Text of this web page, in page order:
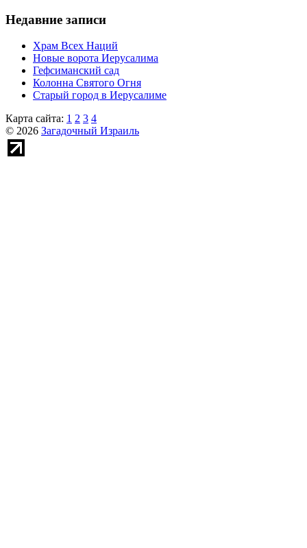
Недавние записи
Храм Всех Наций
Новые ворота Иерусалима
Гефсиманский сад
Колонна Святого Огня
Старый город в Иерусалиме
Карта сайта: 1 2 3 4
© 2026 Загадочный Израиль